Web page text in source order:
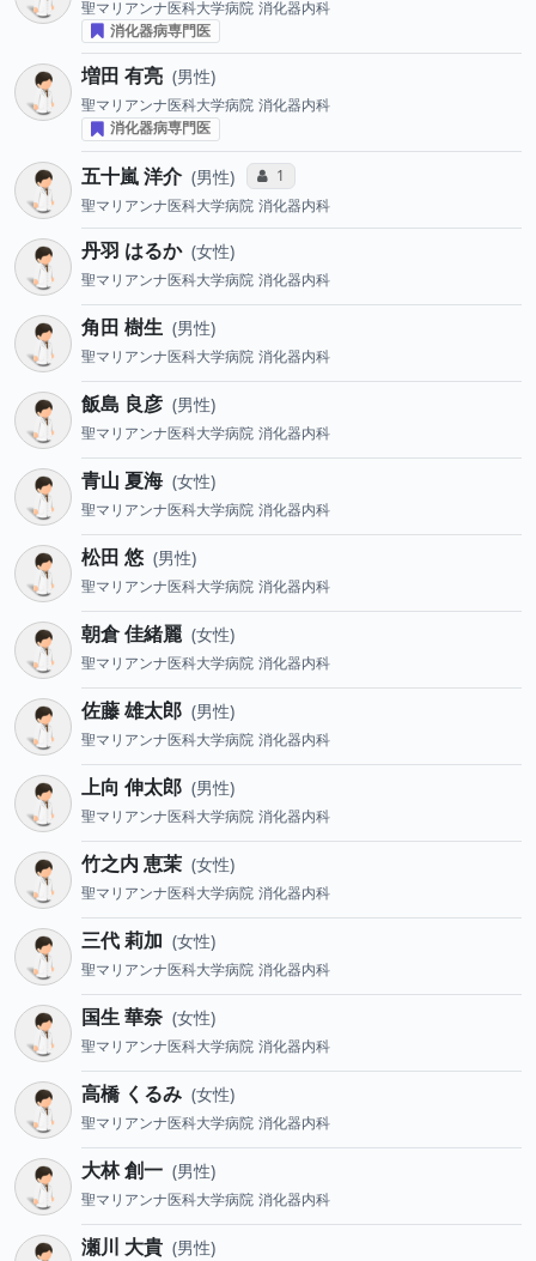
聖マリアンナ医科大学病院 消化器内科
消化器病専門医
増田 有亮 男性
聖マリアンナ医科大学病院 消化器内科
消化器病専門医
五十嵐 洋介 男性 コミュニケーション・タイプ投票数
1
聖マリアンナ医科大学病院 消化器内科
丹羽 はるか 女性
聖マリアンナ医科大学病院 消化器内科
角田 樹生 男性
聖マリアンナ医科大学病院 消化器内科
飯島 良彦 男性
聖マリアンナ医科大学病院 消化器内科
青山 夏海 女性
聖マリアンナ医科大学病院 消化器内科
松田 悠 男性
聖マリアンナ医科大学病院 消化器内科
朝倉 佳緒麗 女性
聖マリアンナ医科大学病院 消化器内科
佐藤 雄太郎 男性
聖マリアンナ医科大学病院 消化器内科
上向 伸太郎 男性
聖マリアンナ医科大学病院 消化器内科
竹之内 恵茉 女性
聖マリアンナ医科大学病院 消化器内科
三代 莉加 女性
聖マリアンナ医科大学病院 消化器内科
国生 華奈 女性
聖マリアンナ医科大学病院 消化器内科
高橋 くるみ 女性
聖マリアンナ医科大学病院 消化器内科
大林 創一 男性
聖マリアンナ医科大学病院 消化器内科
瀬川 大貴 男性